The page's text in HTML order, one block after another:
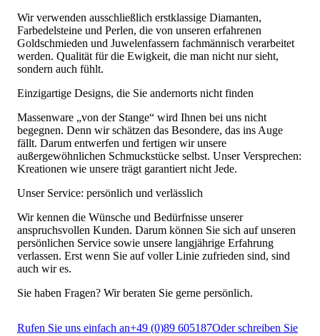
Wir verwenden ausschließlich erstklassige Diamanten,
Farbedelsteine und Perlen, die von unseren erfahrenen
Goldschmieden und Juwelenfassern fachmännisch verarbeitet
werden. Qualität für die Ewigkeit, die man nicht nur sieht,
sondern auch fühlt.
Einzigartige Designs, die Sie andernorts nicht finden
Massenware „von der Stange“ wird Ihnen bei uns nicht
begegnen. Denn wir schätzen das Besondere, das ins Auge
fällt. Darum entwerfen und fertigen wir unsere
außergewöhnlichen Schmuckstücke selbst. Unser Versprechen:
Kreationen wie unsere trägt garantiert nicht Jede.
Unser Service: persönlich und verlässlich
Wir kennen die Wünsche und Bedürfnisse unserer
anspruchsvollen Kunden. Darum können Sie sich auf unseren
persönlichen Service sowie unsere langjährige Erfahrung
verlassen. Erst wenn Sie auf voller Linie zufrieden sind, sind
auch wir es.
Sie haben Fragen? Wir beraten Sie gerne persönlich.
Rufen Sie uns einfach an+49 (0)89 605187Oder schreiben Sie